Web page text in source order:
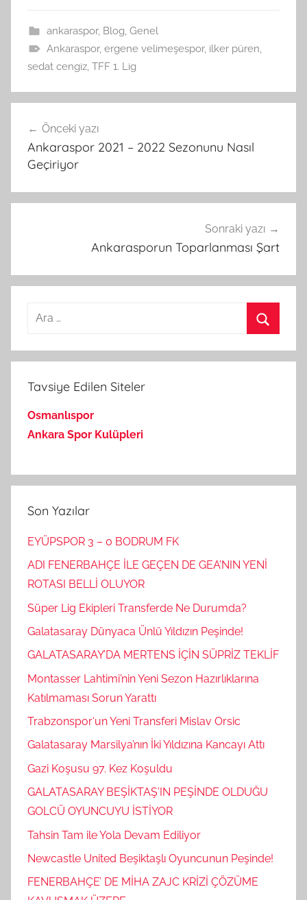
ankaraspor, Blog, Genel
Ankaraspor, ergene velimeşespor, ilker püren,
sedat cengiz, TFF 1. Lig
gezinmesi
Önceki yazı
Ankaraspor 2021 – 2022 Sezonunu Nasıl
Geçiriyor
Sonraki yazı
Ankarasporun Toparlanması Şart
Arama:
Tavsiye Edilen Siteler
Osmanlıspor
Ankara Spor Kulüpleri
Son Yazılar
EYÜPSPOR 3 – 0 BODRUM FK
ADI FENERBAHÇE İLE GEÇEN DE GEA’NIN YENİ
ROTASI BELLİ OLUYOR
Süper Lig Ekipleri Transferde Ne Durumda?
Galatasaray Dünyaca Ünlü Yıldızın Peşinde!
GALATASARAY’DA MERTENS İÇİN SÜPRİZ TEKLİF
Montasser Lahtimi’nin Yeni Sezon Hazırlıklarına
Katılmaması Sorun Yarattı
Trabzonspor‘un Yeni Transferi Mislav Orsic
Galatasaray Marsilya’nın İki Yıldızına Kancayı Attı
Gazi Koşusu 97. Kez Koşuldu
GALATASARAY BEŞİKTAŞ’IN PEŞİNDE OLDUĞU
GOLCÜ OYUNCUYU İSTİYOR
Tahsin Tam ile Yola Devam Ediliyor
Newcastle United Beşiktaşlı Oyuncunun Peşinde!
FENERBAHÇE’ DE MİHA ZAJC KRİZİ ÇÖZÜME